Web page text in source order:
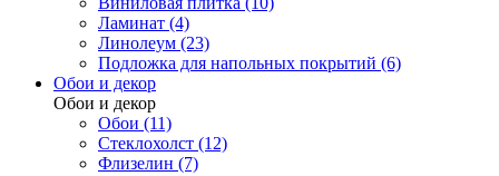
Ламинат (4)
Линолеум (23)
Подложка для напольных покрытий (6)
Обои и декор
Обои и декор
Обои (11)
Стеклохолст (12)
Флизелин (7)